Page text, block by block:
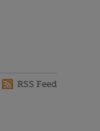
RSS Feed